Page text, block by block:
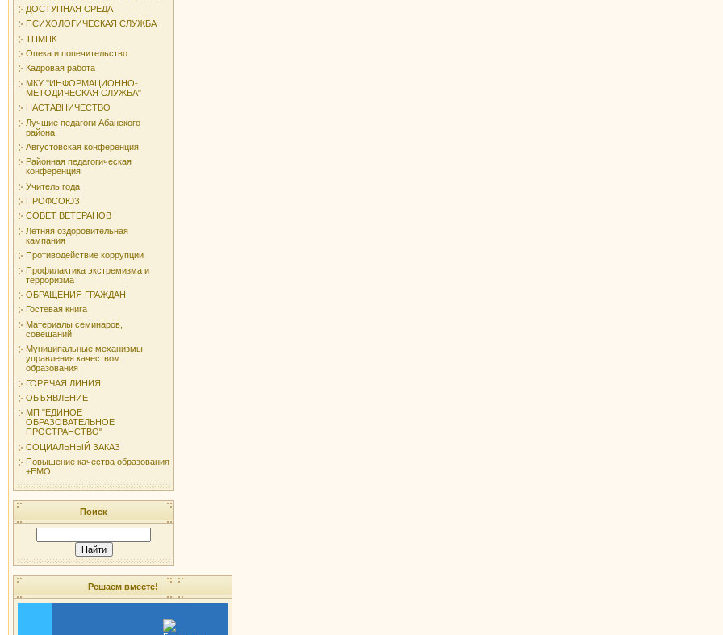
ДОСТУПНАЯ СРЕДА
ПСИХОЛОГИЧЕСКАЯ СЛУЖБА
ТПМПК
Опека и попечительство
Кадровая работа
МКУ "ИНФОРМАЦИОННО-
МЕТОДИЧЕСКАЯ СЛУЖБА"
НАСТАВНИЧЕСТВО
Лучшие педагоги Абанского
района
Августовская конференция
Районная педагогическая
конференция
Учитель года
ПРОФСОЮЗ
СОВЕТ ВЕТЕРАНОВ
Летняя оздоровительная
кампания
Противодействие коррупции
Профилактика экстремизма и
терроризма
ОБРАЩЕНИЯ ГРАЖДАН
Гостевая книга
Материалы семинаров,
совещаний
Муниципальные механизмы
управления качеством
образования
ГОРЯЧАЯ ЛИНИЯ
ОБЪЯВЛЕНИЕ
МП "ЕДИНОЕ
ОБРАЗОВАТЕЛЬНОЕ
ПРОСТРАНСТВО"
СОЦИАЛЬНЫЙ ЗАКАЗ
Повышение качества образования
+ЕМО
Поиск
Решаем вместе!